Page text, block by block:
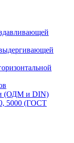
(ОДМ и DIN)
5000 (ГОСТ